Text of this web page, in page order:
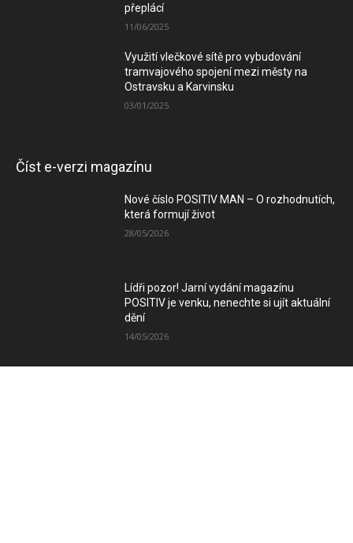
přeplácí
11/06/2025
Využití vlečkové sítě pro vybudování
tramvajového spojení mezi městy na
Ostravsku a Karvinsku
03/01/2025
Číst e-verzi magazínu
Nové číslo POSITIV MAN – O rozhodnutích,
která formují život
28/05/2026
Lídři pozor! Jarní vydání magazínu
POSITIV je venku, nenechte si ujít aktuální
dění
14/05/2026